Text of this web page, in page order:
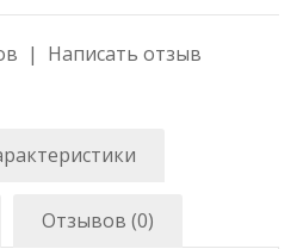
| Написать отзыв
Отзывов (0)